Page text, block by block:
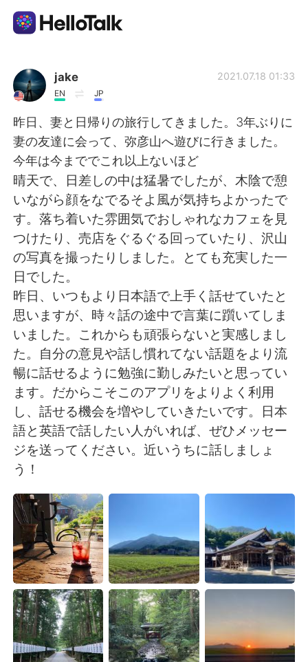
Language Exchange App
AI Grammar Checker
English
简体中文 繁體中文
Español العربية
Français
日本語 한국어
Русский ไทย
Indonesia Italiano
Türkçe Tiếng Việt
Português
jake
EN JP
2021.07.18 01:33
昨日、妻と日帰りの旅行してきました。3年ぶりに
妻の友達に会って、弥彦山へ遊びに行きました。
今年は今まででこれ以上ないほど
晴天で、日差しの中は猛暑でしたが、木陰で憩
いながら顔をなでるそよ風が気持ちよかったで
す。落ち着いた雰囲気でおしゃれなカフェを見
つけたり、売店をぐるぐる回っていたり、沢山
の写真を撮ったりしました。とても充実した一
日でした。
昨日、いつもより日本語で上手く話せていたと
思いますが、時々話の途中で言葉に躓いてしま
いました。これからも頑張らないと実感しまし
た。自分の意見や話し慣れてない話題をより流
暢に話せるように勉強に勤しみたいと思ってい
ます。だからこそこのアプリをよりよく利用
し、話せる機会を増やしていきたいです。日本
語と英語で話したい人がいれば、ぜひメッセー
ジを送ってください。近いうちに話しましょ
う！